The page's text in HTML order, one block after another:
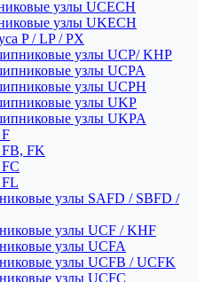
узлы UCECH
узлы UKECH
P / LP / PX
узлы UCP/ KHP
узлы UCPA
узлы UCPH
узлы UKP
узлы UKPA
FK
узлы SAFD / SBFD /
узлы UCF / KHF
узлы UCFA
узлы UCFB / UCFK
узлы UCFC